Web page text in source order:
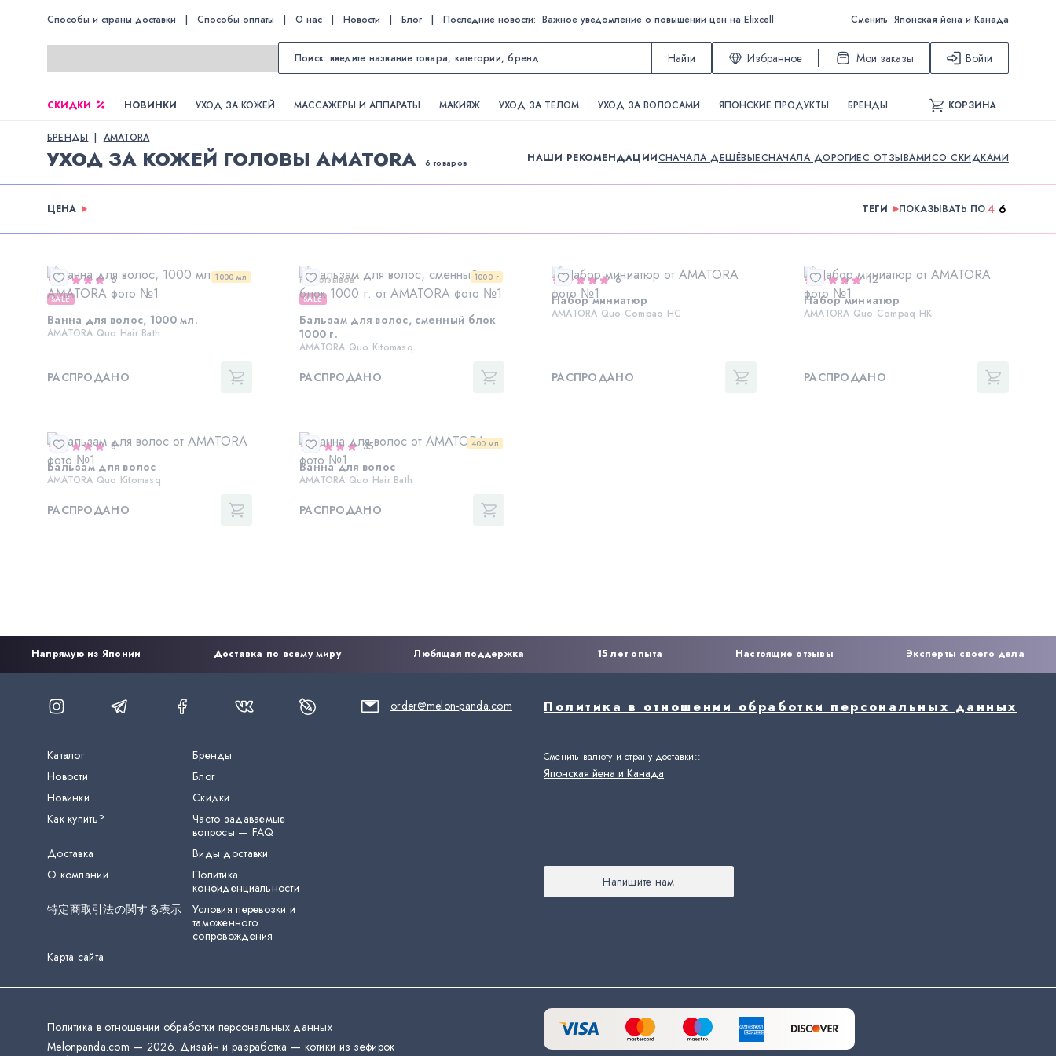
Способы и страны доставки | Способы оплаты | О нас | Новости | Блог | Последние новости: Важное уведомление о повышении цен на Elixcell Сменить Японская йена и Канада
Найти Избранное Мои заказы Войти
СКИДКИ НОВИНКИ УХОД ЗА КОЖЕЙ МАССАЖЕРЫ И АППАРАТЫ МАКИЯЖ УХОД ЗА ТЕЛОМ УХОД ЗА ВОЛОСАМИ ЯПОНСКИЕ ПРОДУКТЫ БРЕНДЫ КОРЗИНА
БРЕНДЫ AMATORA
УХОД ЗА КОЖЕЙ ГОЛОВЫ AMATORA 6 товаров НАШИ РЕКОМЕНДАЦИИСНАЧАЛА ДЕШЁВЫЕСНАЧАЛА ДОРОГИЕС ОТЗЫВАМИСО СКИДКАМИ
ЦЕНА ТЕГИ ПОКАЗЫВАТЬ ПО4 6
1000 мл
6
SALE
Ванна для волос, 1000 мл.
AMATORA Quo Hair Bath
РАСПРОДАНО
1000 г
Нет отзывов
SALE
Бальзам для волос, сменный блок
1000 г.
AMATORA Quo Kitomasq
РАСПРОДАНО
6
Набор миниатюр
AMATORA Quo Compaq HC
РАСПРОДАНО
12
Набор миниатюр
AMATORA Quo Compaq HK
РАСПРОДАНО
8
Бальзам для волос
AMATORA Quo Kitomasq
РАСПРОДАНО
400 мл
35
Ванна для волос
AMATORA Quo Hair Bath
РАСПРОДАНО
Напрямую из Японии Доставка по всему миру Любящая поддержка 15 лет опыта Настоящие отзывы Эксперты своего дела
order@melon-panda.com Политика в отношении обработки персональных данных
Каталог
Бренды
Новости
Блог
Новинки
Скидки
Как купить?
Часто задаваемые
вопросы — FAQ
Доставка
Виды доставки
О компании
Политика
конфиденциальности
特定商取引法の関する表示
Условия перевозки и
таможенного
сопровождения
Карта сайта
Сменить валюту и страну доставки::
Японская йена и Канада
Напишите нам
Политика в отношении обработки персональных данных
Melonpanda.com — 2026.Дизайн и разработка — котики из зефирок